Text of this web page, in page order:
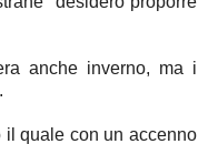
anche inverno, ma i
il quale con un accenno